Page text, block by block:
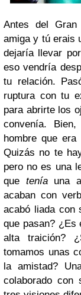
Antes del Gran
amiga y tú erais
dejaría llevar
eso vendría
tu relación.
ruptura con tu
para abrirte los
convenía.
hombre que
Quizás no te
pero no es una
que teníauna
acaban con
acabó liada con
que pasan? ¿Es
alta traición?
tomamos unas
la amistad?
colaborado con